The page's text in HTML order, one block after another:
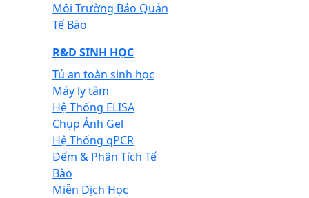
Môi Trường Bảo Quản
Tế Bào
R&D SINH HỌC
Tủ an toàn sinh học
Máy ly tâm
Hệ Thống ELISA
Chụp Ảnh Gel
Hệ Thống qPCR
Đếm & Phân Tích Tế
Bào
Miễn Dịch Học